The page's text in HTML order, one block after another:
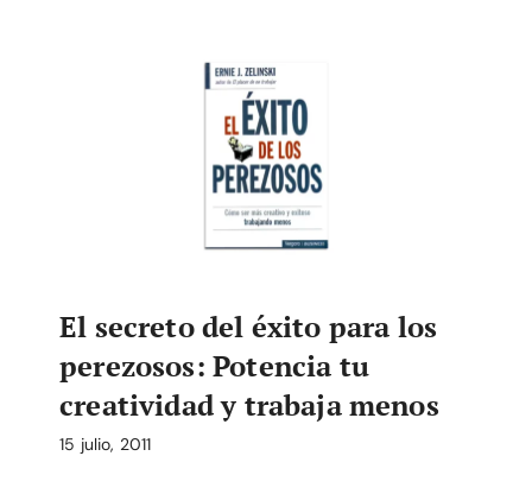
El secreto del éxito para los
perezosos: Potencia tu
creatividad y trabaja menos
15 julio, 2011